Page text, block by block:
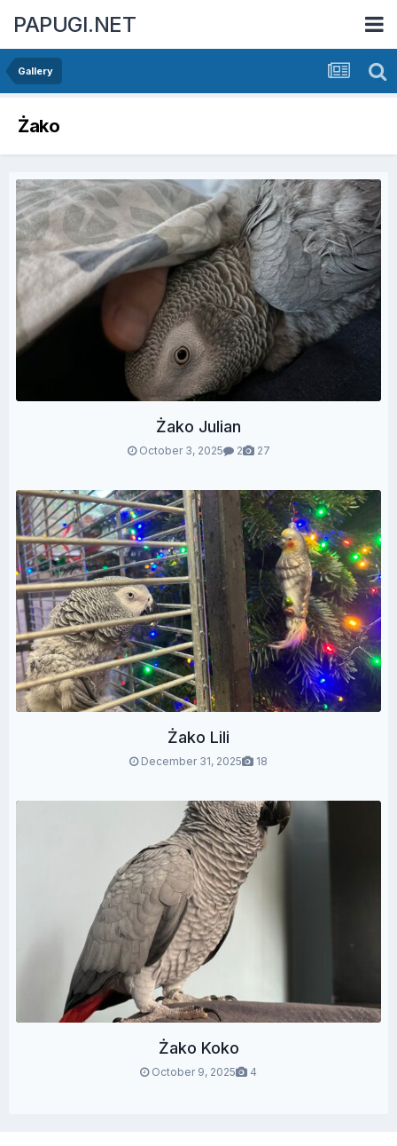
PAPUGI.NET
Gallery
Żako
Żako Julian
October 3, 2025 2 27
Żako Lili
December 31, 2025 18
Żako Koko
October 9, 2025 4